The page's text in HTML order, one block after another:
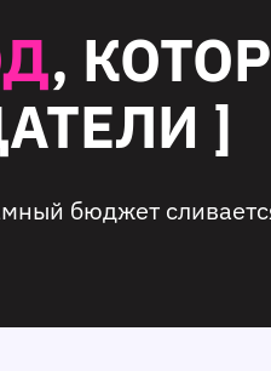
,
]
бюджет